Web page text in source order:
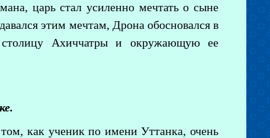
царь стал усиленно мечтать о сыне
этим мечтам, Дрона обосновался в
Ахиччатры и окружающую ее
как ученик по имени Уттанка, очень